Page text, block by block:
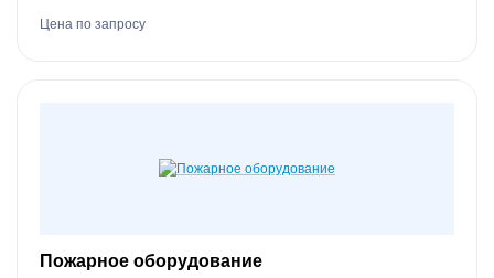
Цена по запросу
Пожарное оборудование